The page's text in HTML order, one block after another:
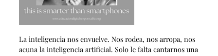
La inteligencia nos envuelve. Nos rodea, nos arropa, nos
acuna la inteligencia artificial. Solo le falta cantarnos una